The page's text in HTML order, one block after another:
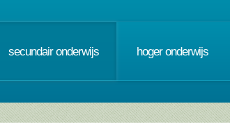
secundair onderwijs hoger onderwijs